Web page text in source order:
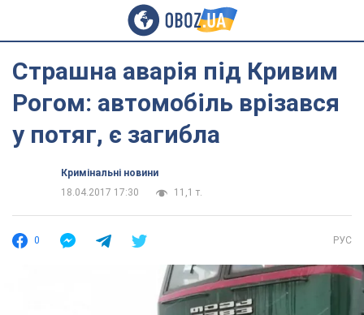
Страшна аварія під Кривим
Рогом: автомобіль врізався
у потяг, є загибла
Кримінальні новини
18.04.2017 17:30
11,1 т.
0 РУС